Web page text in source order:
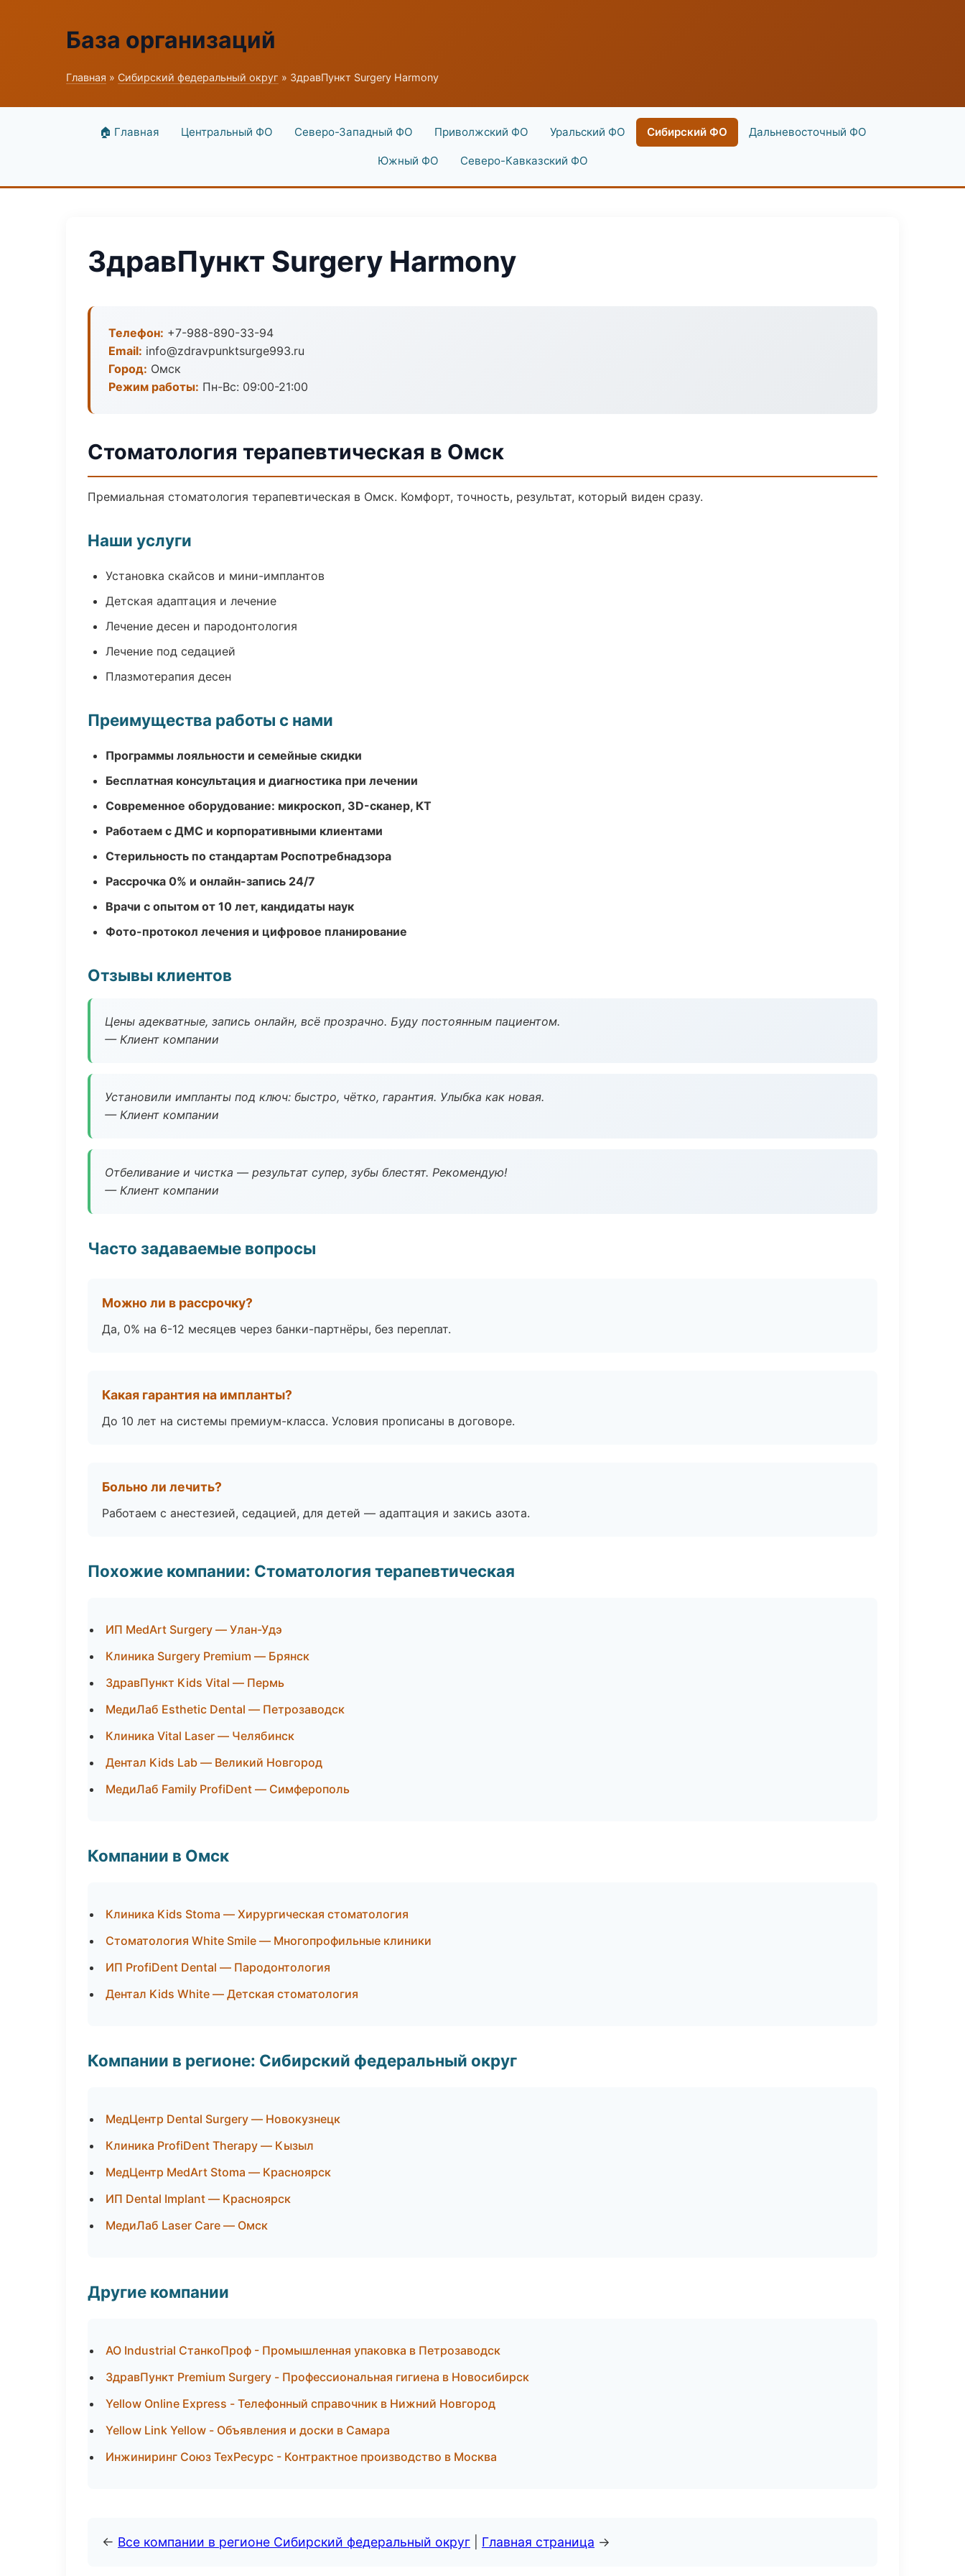
База организаций
Главная » Сибирский федеральный округ » ЗдравПункт Surgery Harmony
🏠 Главная Центральный ФО Северо-Западный ФО Приволжский ФО Уральский ФО Сибирский ФО Дальневосточный ФО
Южный ФО Северо-Кавказский ФО
ЗдравПункт Surgery Harmony
Телефон: +7-988-890-33-94
Email: info@zdravpunktsurge993.ru
Город: Омск
Режим работы: Пн-Вс: 09:00-21:00
Стоматология терапевтическая в Омск
Премиальная стоматология терапевтическая в Омск. Комфорт, точность, результат, который виден сразу.
Наши услуги
Установка скайсов и мини-имплантов
Детская адаптация и лечение
Лечение десен и пародонтология
Лечение под седацией
Плазмотерапия десен
Преимущества работы с нами
Программы лояльности и семейные скидки
Бесплатная консультация и диагностика при лечении
Современное оборудование: микроскоп, 3D-сканер, КТ
Работаем с ДМС и корпоративными клиентами
Стерильность по стандартам Роспотребнадзора
Рассрочка 0% и онлайн-запись 24/7
Врачи с опытом от 10 лет, кандидаты наук
Фото-протокол лечения и цифровое планирование
Отзывы клиентов
Цены адекватные, запись онлайн, всё прозрачно. Буду постоянным пациентом.
— Клиент компании
Установили импланты под ключ: быстро, чётко, гарантия. Улыбка как новая.
— Клиент компании
Отбеливание и чистка — результат супер, зубы блестят. Рекомендую!
— Клиент компании
Часто задаваемые вопросы
Можно ли в рассрочку?
Да, 0% на 6-12 месяцев через банки-партнёры, без переплат.
Какая гарантия на импланты?
До 10 лет на системы премиум-класса. Условия прописаны в договоре.
Больно ли лечить?
Работаем с анестезией, седацией, для детей — адаптация и закись азота.
Похожие компании: Стоматология терапевтическая
ИП MedArt Surgery — Улан-Удэ
Клиника Surgery Premium — Брянск
ЗдравПункт Kids Vital — Пермь
МедиЛаб Esthetic Dental — Петрозаводск
Клиника Vital Laser — Челябинск
Дентал Kids Lab — Великий Новгород
МедиЛаб Family ProfiDent — Симферополь
Компании в Омск
Клиника Kids Stoma — Хирургическая стоматология
Стоматология White Smile — Многопрофильные клиники
ИП ProfiDent Dental — Пародонтология
Дентал Kids White — Детская стоматология
Компании в регионе: Сибирский федеральный округ
МедЦентр Dental Surgery — Новокузнецк
Клиника ProfiDent Therapy — Кызыл
МедЦентр MedArt Stoma — Красноярск
ИП Dental Implant — Красноярск
МедиЛаб Laser Care — Омск
Другие компании
АО Industrial СтанкоПроф - Промышленная упаковка в Петрозаводск
ЗдравПункт Premium Surgery - Профессиональная гигиена в Новосибирск
Yellow Online Express - Телефонный справочник в Нижний Новгород
Yellow Link Yellow - Объявления и доски в Самара
Инжиниринг Союз ТехРесурс - Контрактное производство в Москва
← Все компании в регионе Сибирский федеральный округ Главная страница →